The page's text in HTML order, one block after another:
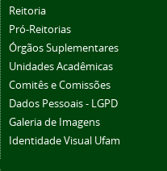
Reitoria
Pró-Reitorias
Órgãos Suplementares
Unidades Acadêmicas
Comitês e Comissões
Dados Pessoais - LGPD
Galeria de Imagens
Identidade Visual Ufam